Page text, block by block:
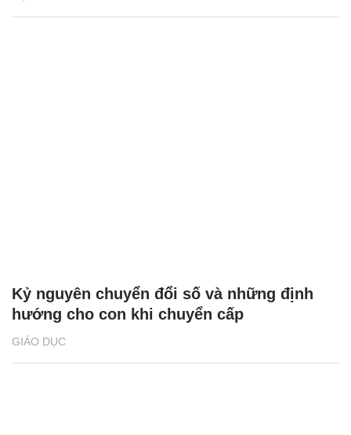
GIÁO DỤC
Kỷ nguyên chuyển đổi số và những định
hướng cho con khi chuyển cấp